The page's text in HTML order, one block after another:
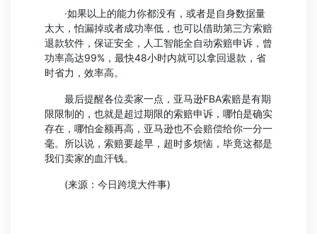
·如果以上的能力你都没有，或者是自身数据量
太大，怕漏掉或者成功率低，也可以借助第三方索赔
退款软件，保证安全，人工智能全自动索赔申诉，曾
功率高达99%，最快48小时内就可以拿回退款，省
时省力，效率高。
最后提醒各位卖家一点，亚马逊FBA索赔是有期
限限制的，也就是超过期限的索赔申诉，哪怕是确实
存在，哪怕金额再高，亚马逊也不会赔偿给你一分一
毫。所以说，索赔要趁早，超时多烦恼，毕竟这都是
我们卖家的血汗钱。
(来源：今日跨境大件事)